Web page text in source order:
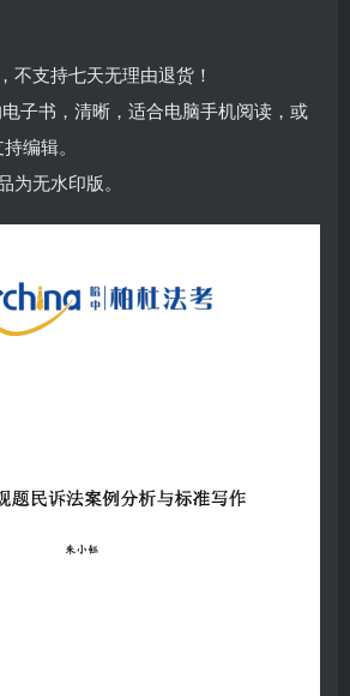
不支持七天无理由退货！
子书，清晰，适合电脑手机阅读，或
编辑。
为无水印版。